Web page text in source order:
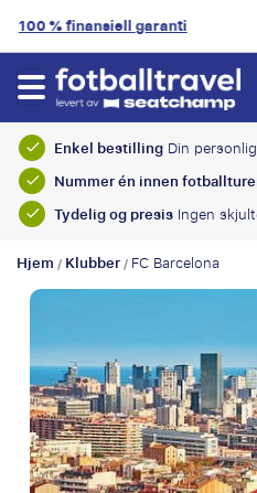
Kundevurdering9.2/10
Enkel bestillingDin
Nummer én innen
Tydelig og presisIngen
Hjem/Klubber/FC Barcelona